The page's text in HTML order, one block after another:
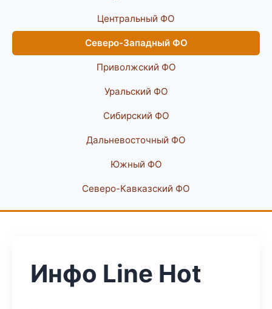
Центральный ФО
Северо-Западный ФО
Приволжский ФО
Уральский ФО
Сибирский ФО
Дальневосточный ФО
Южный ФО
Северо-Кавказский ФО
Инфо Line Hot